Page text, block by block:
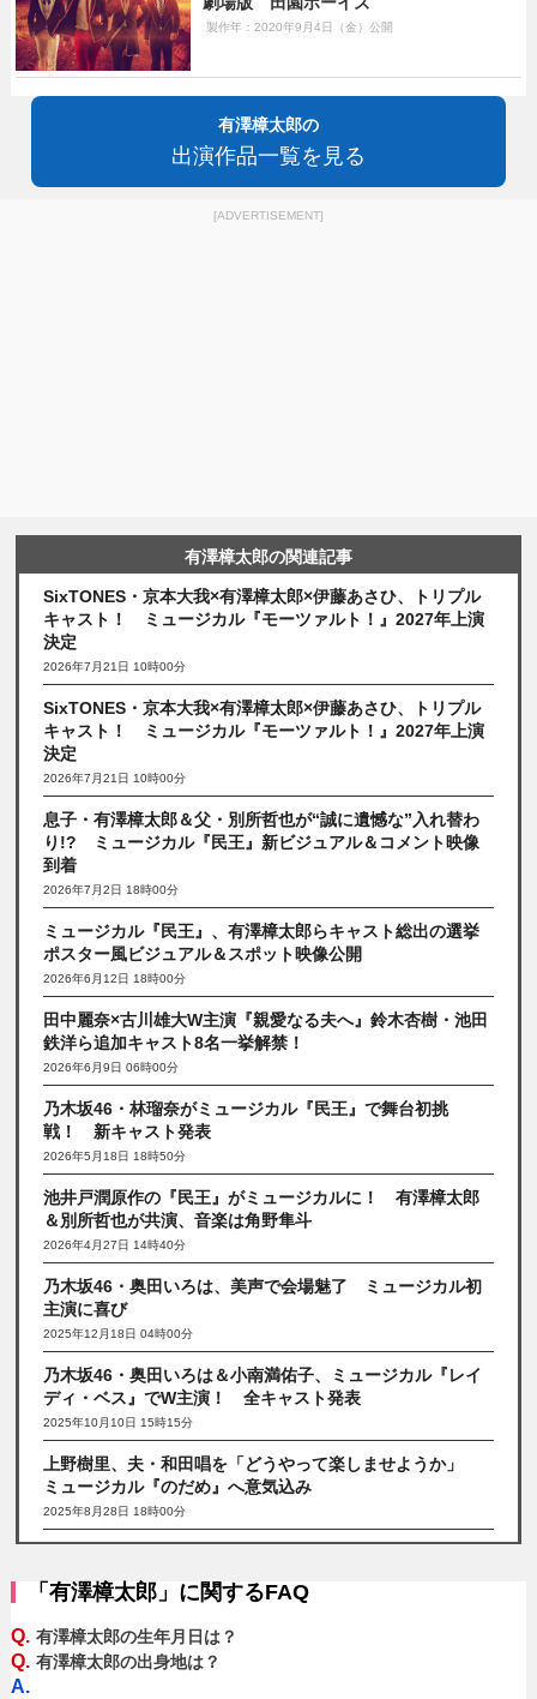
製作年：2020年9月4日（金）公開
有澤樟太郎の
出演作品一覧を見る
[ADVERTISEMENT]
有澤樟太郎の関連記事
SixTONES・京本大我×有澤樟太郎×伊藤あさひ、トリプル
キャスト！ ミュージカル『モーツァルト！』2027年上演
決定
2026年7月21日 10時00分
SixTONES・京本大我×有澤樟太郎×伊藤あさひ、トリプル
キャスト！ ミュージカル『モーツァルト！』2027年上演
決定
2026年7月21日 10時00分
息子・有澤樟太郎＆父・別所哲也が“誠に遺憾な”入れ替わ
り!? ミュージカル『民王』新ビジュアル＆コメント映像
到着
2026年7月2日 18時00分
ミュージカル『民王』、有澤樟太郎らキャスト総出の選挙
ポスター風ビジュアル＆スポット映像公開
2026年6月12日 18時00分
田中麗奈×古川雄大W主演『親愛なる夫へ』鈴木杏樹・池田
鉄洋ら追加キャスト8名一挙解禁！
2026年6月9日 06時00分
乃木坂46・林瑠奈がミュージカル『民王』で舞台初挑
戦！ 新キャスト発表
2026年5月18日 18時50分
池井戸潤原作の『民王』がミュージカルに！ 有澤樟太郎
＆別所哲也が共演、音楽は角野隼斗
2026年4月27日 14時40分
乃木坂46・奥田いろは、美声で会場魅了 ミュージカル初
主演に喜び
2025年12月18日 04時00分
乃木坂46・奥田いろは＆小南満佑子、ミュージカル『レイ
ディ・ベス』でW主演！ 全キャスト発表
2025年10月10日 15時15分
上野樹里、夫・和田唱を「どうやって楽しませようか」
ミュージカル『のだめ』へ意気込み
2025年8月28日 18時00分
「有澤樟太郎」に関するFAQ
Q. 有澤樟太郎の生年月日は？
Q. 有澤樟太郎の出身地は？
A.